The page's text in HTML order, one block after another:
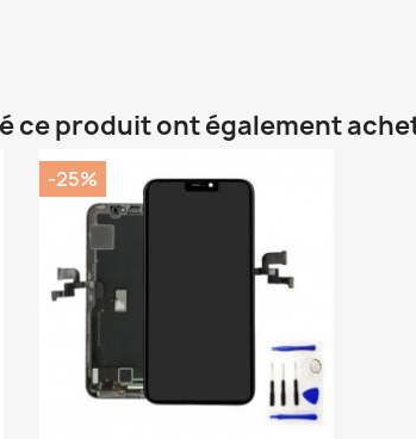
ce produit ont également
-25%